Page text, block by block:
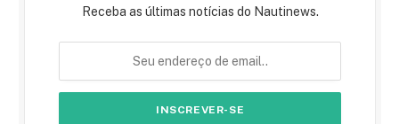
Receba as últimas notícias do Nautinews.